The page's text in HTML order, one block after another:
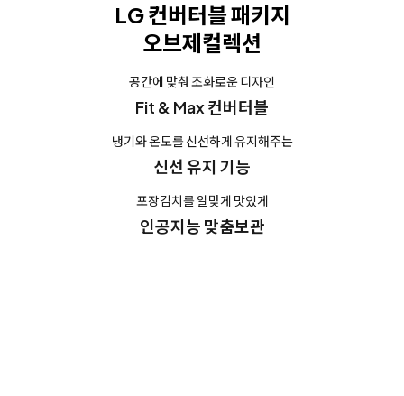
LG 컨버터블 패키지
오브제컬렉션
공간에 맞춰 조화로운 디자인
Fit & Max 컨버터블
냉기와 온도를 신선하게 유지해주는
신선 유지 기능
포장김치를 알맞게 맛있게
인공지능 맞춤보관